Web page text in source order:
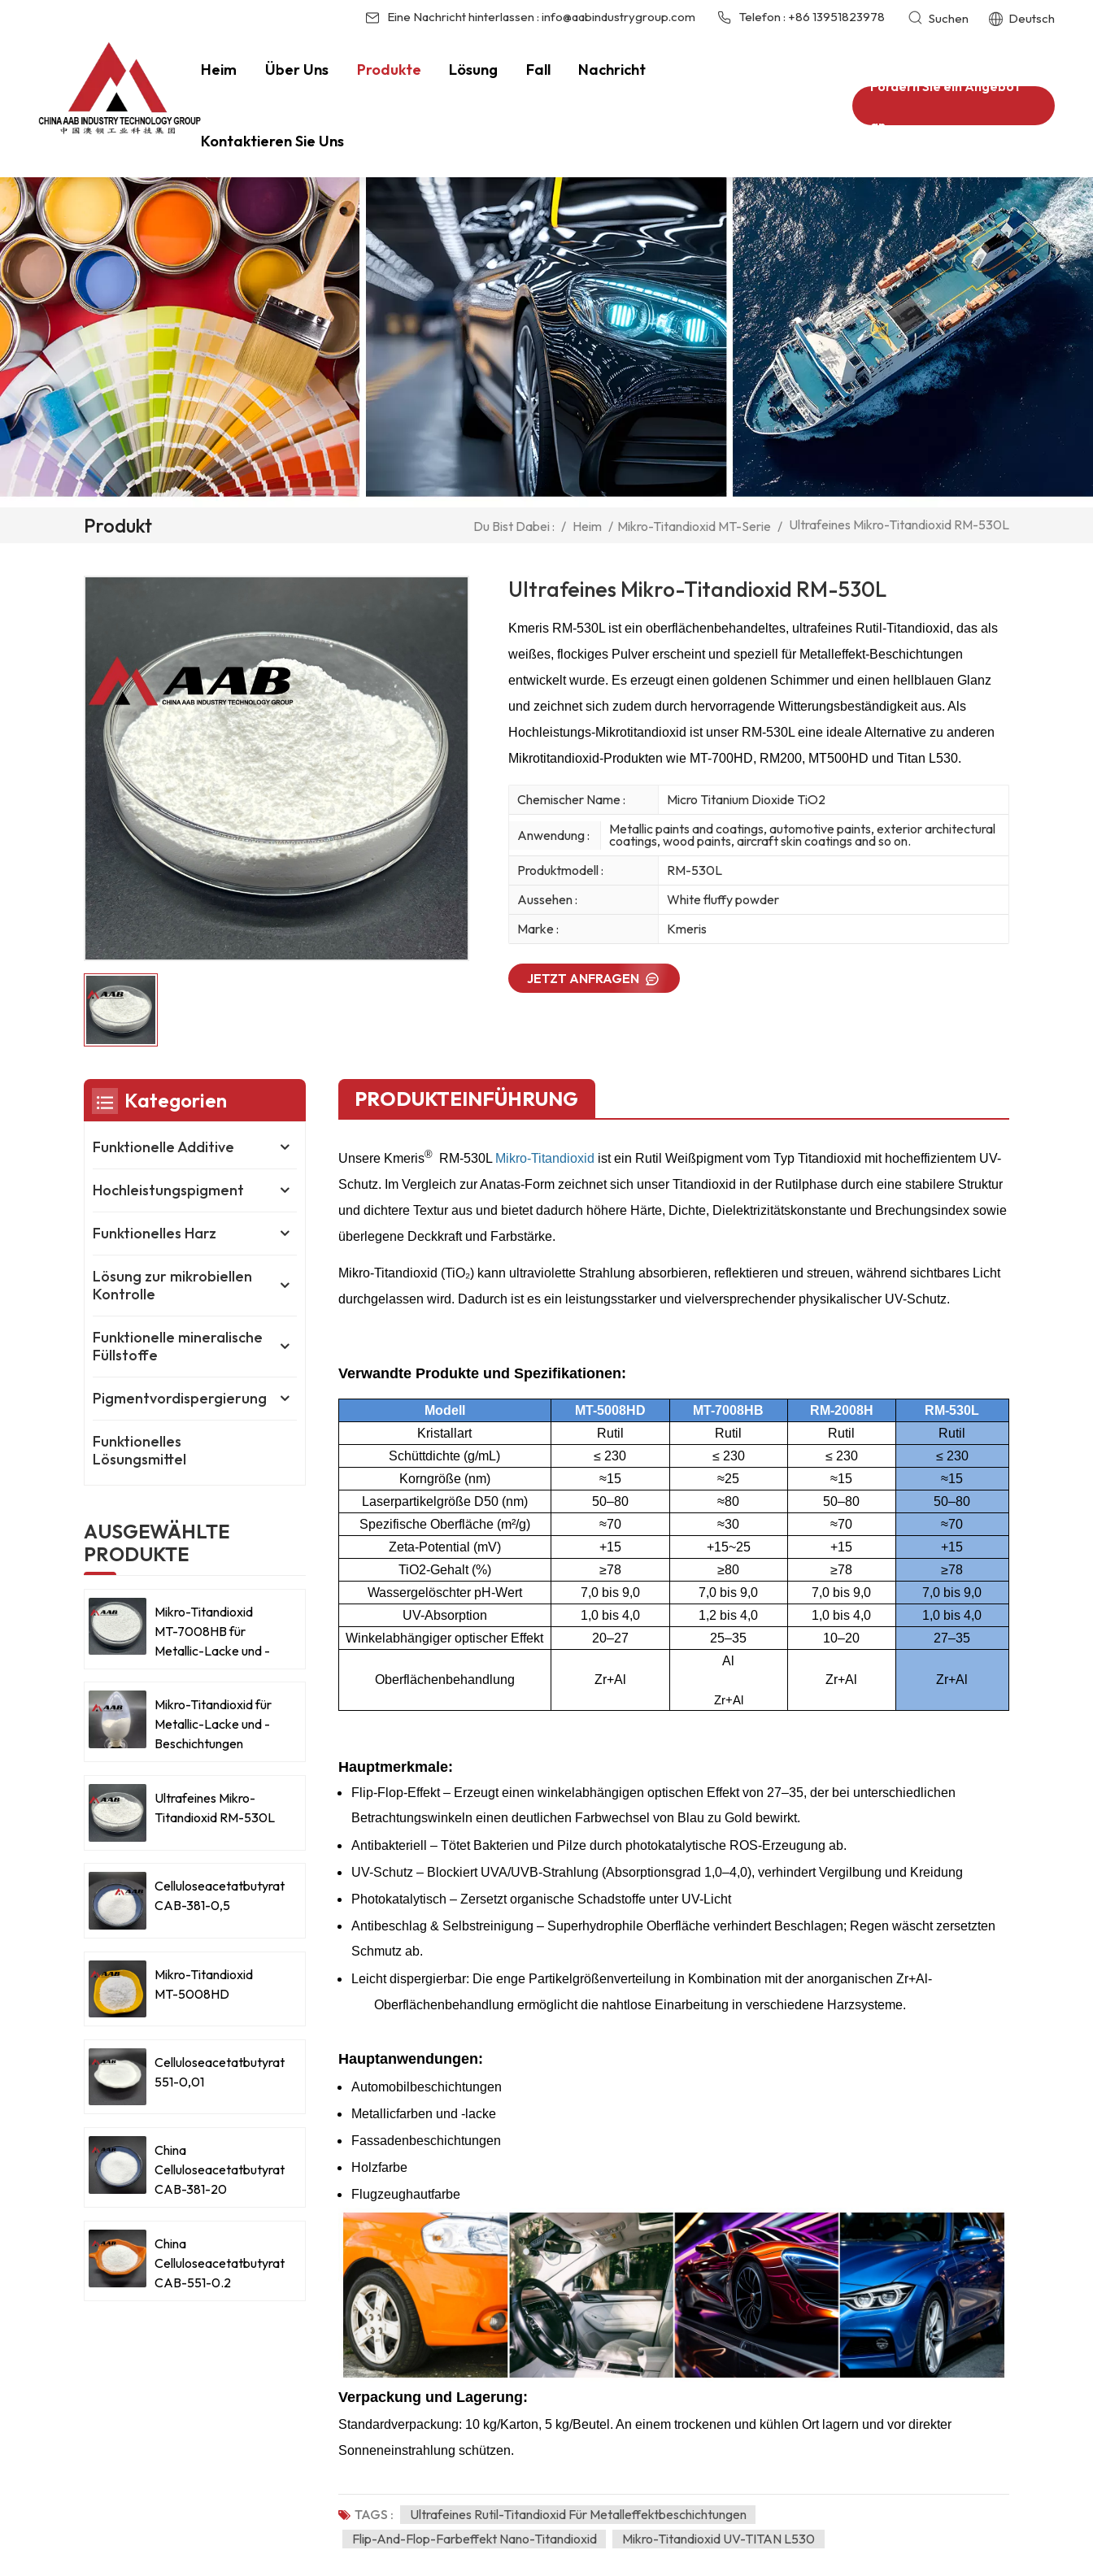
Eine Nachricht hinterlassen : info@aabindustrygroup.com Telefon : +86 13951823978 Suchen Deutsch
Heim Über Uns Produkte Lösung Fall Nachricht
Kontaktieren Sie Uns
Fordern Sie ein Angebot
an
Produkt Du Bist Dabei : / Heim / Mikro-Titandioxid MT-Serie / Ultrafeines Mikro-Titandioxid RM-530L
Ultrafeines Mikro-Titandioxid RM-530L
Kmeris RM-530L ist ein oberflächenbehandeltes, ultrafeines Rutil-Titandioxid, das als
weißes, flockiges Pulver erscheint und speziell für Metalleffekt-Beschichtungen
entwickelt wurde. Es erzeugt einen goldenen Schimmer und einen hellblauen Glanz
und zeichnet sich zudem durch hervorragende Witterungsbeständigkeit aus. Als
Hochleistungs-Mikrotitandioxid ist unser RM-530L eine ideale Alternative zu anderen
Mikrotitandioxid-Produkten wie MT-700HD, RM200, MT500HD und Titan L530.
Chemischer Name : Micro Titanium Dioxide TiO2
Anwendung : Metallic paints and coatings, automotive paints, exterior architectural
coatings, wood paints, aircraft skin coatings and so on.
Produktmodell :
RM-530L
Aussehen :
White fluffy powder
Marke :
Kmeris
JETZT ANFRAGEN
PRODUKTEINFÜHRUNG
Unsere Kmeris® RM-530L Mikro-Titandioxid ist ein Rutil Weißpigment vom Typ Titandioxid mit hocheffizientem UV-
Schutz. Im Vergleich zur Anatas-Form zeichnet sich unser Titandioxid in der Rutilphase durch eine stabilere Struktur
und dichtere Textur aus und bietet dadurch höhere Härte, Dichte, Dielektrizitätskonstante und Brechungsindex sowie
überlegene Deckkraft und Farbstärke.
Mikro-Titandioxid (TiO₂) kann ultraviolette Strahlung absorbieren, reflektieren und streuen, während sichtbares Licht
durchgelassen wird. Dadurch ist es ein leistungsstarker und vielversprechender physikalischer UV-Schutz.
Verwandte Produkte und Spezifikationen:
Modell MT-5008HD MT-7008HB RM-2008H
RM-530L
Kristallart
Rutil Rutil Rutil
Rutil
Schüttdichte (g/mL)
≤ 230 ≤ 230 ≤ 230
≤ 230
Korngröße (nm)
≈15 ≈25 ≈15
≈15
Laserpartikelgröße D50 (nm)
50–80 ≈80 50–80
50–80
Spezifische Oberfläche (m²/g)
≈70 ≈30 ≈70
≈70
Zeta-Potential (mV)
+15 +15~25 +15
+15
TiO2-Gehalt (%)
≥78 ≥80 ≥78
≥78
Wassergelöschter pH-Wert
7,0 bis 9,0 7,0 bis 9,0 7,0 bis 9,0
7,0 bis 9,0
UV-Absorption
1,0 bis 4,0 1,2 bis 4,0 1,0 bis 4,0
1,0 bis 4,0
Winkelabhängiger optischer Effekt
20–27 25–35 10–20 27–35
Oberflächenbehandlung Zr+Al
Al
Zr+Al
Zr+Al Zr+Al
Hauptmerkmale:
Flip-Flop-Effekt – Erzeugt einen winkelabhängigen optischen Effekt von 27–35, der bei unterschiedlichen
Betrachtungswinkeln einen deutlichen Farbwechsel von Blau zu Gold bewirkt.
Antibakteriell – Tötet Bakterien und Pilze durch photokatalytische ROS-Erzeugung ab.
UV-Schutz – Blockiert UVA/UVB-Strahlung (Absorptionsgrad 1,0–4,0), verhindert Vergilbung und Kreidung
Photokatalytisch – Zersetzt organische Schadstoffe unter UV-Licht
Antibeschlag & Selbstreinigung – Superhydrophile Oberfläche verhindert Beschlagen; Regen wäscht zersetzten
Schmutz ab.
Leicht dispergierbar: Die enge Partikelgrößenverteilung in Kombination mit der anorganischen Zr+Al-
Oberflächenbehandlung ermöglicht die nahtlose Einarbeitung in verschiedene Harzsysteme.
Hauptanwendungen:
Automobilbeschichtungen
Metallicfarben und -lacke
Fassadenbeschichtungen
Holzfarbe
Flugzeughautfarbe
Verpackung und Lagerung:
Standardverpackung: 10 kg/Karton, 5 kg/Beutel. An einem trockenen und kühlen Ort lagern und vor direkter
Sonneneinstrahlung schützen.
TAGS :
Ultrafeines Rutil-Titandioxid Für Metalleffektbeschichtungen
Flip-And-Flop-Farbeffekt Nano-Titandioxid
Mikro-Titandioxid UV-TITAN L530
Kategorien
Funktionelle Additive
Hochleistungspigment
Funktionelles Harz
Lösung zur mikrobiellen
Kontrolle
Funktionelle mineralische
Füllstoffe
Pigmentvordispergierung
Funktionelles
Lösungsmittel
AUSGEWÄHLTE
PRODUKTE
Mikro-Titandioxid
MT-7008HB für
Metallic-Lacke und -
Mikro-Titandioxid für
Metallic-Lacke und -
Beschichtungen
Ultrafeines Mikro-
Titandioxid RM-530L
Celluloseacetatbutyrat
CAB-381-0,5
Mikro-Titandioxid
MT-5008HD
Celluloseacetatbutyrat
551-0,01
China
Celluloseacetatbutyrat
CAB-381-20
China
Celluloseacetatbutyrat
CAB-551-0.2